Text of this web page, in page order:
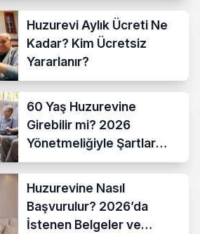
Huzurevi Aylık Ücreti Ne
Kadar? Kim Ücretsiz
Yararlanır?
60 Yaş Huzurevine
Girebilir mi? 2026
Yönetmeliğiyle Şartlar
Netleşti
Huzurevine Nasıl
Başvurulur? 2026’da
İstenen Belgeler ve